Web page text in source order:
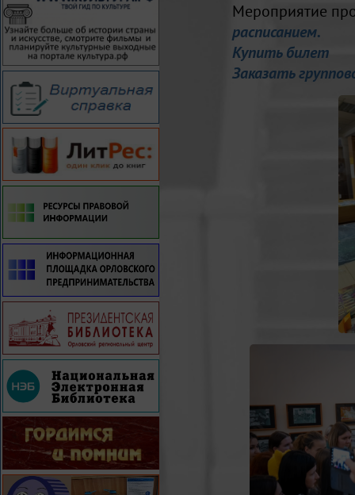
Мероприятие
расписанием.
Купить билет
Заказать